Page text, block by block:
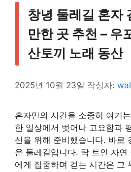
창녕 둘레길 혼자
만한 곳 추천 – 우
산토끼 노래 동산
2025년 10월 23일 작성자:
혼자만의 시간을 소중히 여기
한 일상에서 벗어나 고요함과
신을 위해 준비했습니다. 바로
운 둘레길입니다. 탁 트인 자연
에게 집중하며 걷는 시간은 그